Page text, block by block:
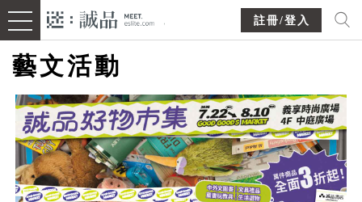
註冊/登入
藝文活動